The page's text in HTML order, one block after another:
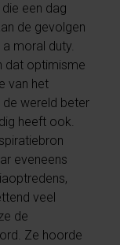
een dag
de gevolgen
moral duty.
dat optimisme
van het
wereld beter
heeft ook.
eveneens
veel
de
Ze hoorde